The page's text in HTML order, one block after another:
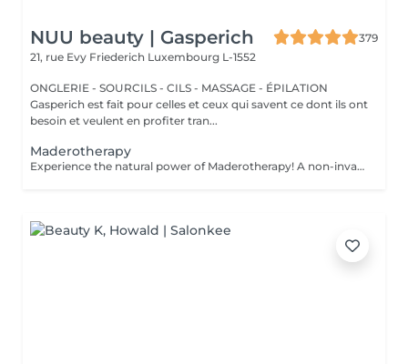
NUU beauty | Gasperich
379
21, rue Evy Friederich Luxembourg L-1552
ONGLERIE - SOURCILS - CILS - MASSAGE - ÉPILATION
Gasperich est fait pour celles et ceux qui savent ce dont ils ont
besoin et veulent en profiter tran...
Maderotherapy
Experience the natural power of Maderotherapy! A non-invasive body sculpting technique that uses specially designed wooden tools to stimulate circulation, reduce cellulite, and contour the body. Originating from Colombia, this therapy promotes lymphatic drainage, boosts metabolism, and helps eliminate toxins all while deeply relaxing the body and mind. Age restrictions: recommended to do from 16 years. Post procedure recommendations: do not do sport and any sharp movements for 2-3 hours after the procedure. Frequency: 2-3 times per week, 10 times in total. Repeat once in 3-6 months.